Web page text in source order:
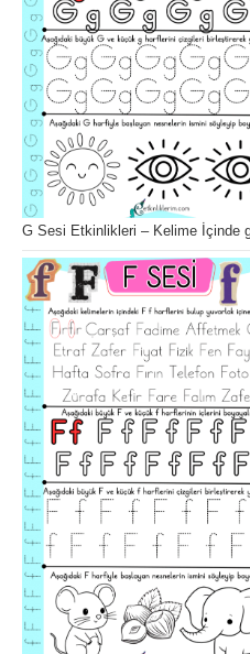
G Sesi Etkinlikleri – Kelime İçinde